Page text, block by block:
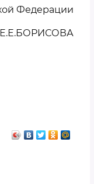
Федерации
Е.Е.БОРИСОВА